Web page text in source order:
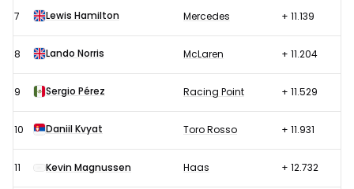
7 Lewis Hamilton Mercedes + 11.139
8 Lando Norris McLaren + 11.204
9 Sergio Pérez Racing Point + 11.529
10 Daniil Kvyat Toro Rosso + 11.931
11 Kevin Magnussen Haas + 12.732